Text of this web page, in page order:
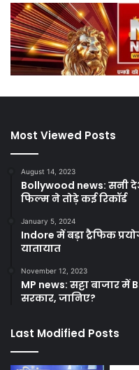
Most Viewed Posts
August 14, 2023
Bollywood news: सनी
फिल्म ने तोड़े कई रिकॉर्ड
January 5, 2024
Indore में बड़ा ट्रैफिक
यातायात
November 12, 2023
MP news: सट्टा बाजार में
सरकार, जानिए?
Last Modified Posts